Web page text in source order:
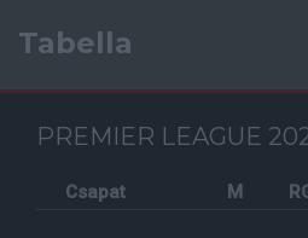
Tabella
PREMIER LEAGUE
Csapat M